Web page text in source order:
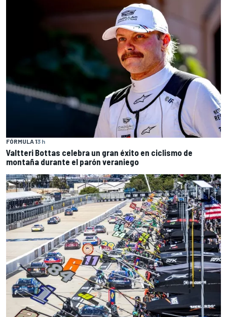
FÓRMULA 13 h
Valtteri Bottas celebra un gran éxito en ciclismo de
montaña durante el parón veraniego